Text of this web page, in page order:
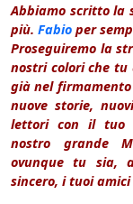
Abbiamo scritto la
più. Fabio per
Proseguiremo la
nostri colori che tu
già nel
nuove storie,
lettori con il tuo
nostro grande
ovunque tu sia,
sincero, i tuoi